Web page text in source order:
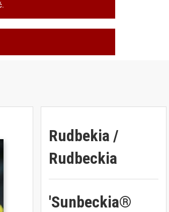
Rudbekia /
Rudbeckia
'Sunbeckia®